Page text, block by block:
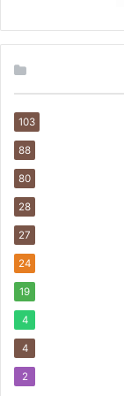
103
88
80
28
27
24
19
4
4
2